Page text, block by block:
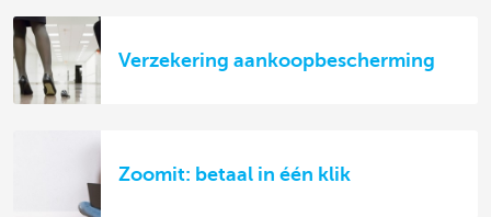
Verzekering aankoopbescherming
Zoomit: betaal in één klik